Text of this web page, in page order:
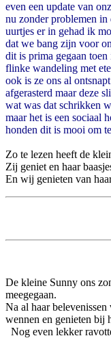
even een update van
nu zonder problemen
uurtjes er in gehad ik
dat we bang zijn voor
dit is prima gegaan
flinke wandeling met
ook is ze ons al
afgerasterd maar deze
wat was dat schrikken
maar het is een sociaal
honden dit is mooi om
Zo te lezen heeft de
Zij geniet en haar
En wij genieten van
De kleine Sunny ons
meegegaan.
Na al haar belevenissen
wennen en genieten bij
Nog even lekker